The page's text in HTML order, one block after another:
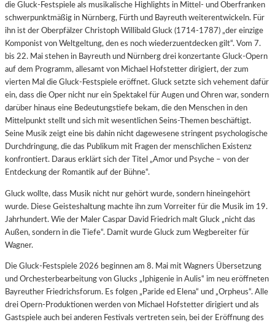
die Gluck-Festspiele als musikalische Highlights in Mittel- und Oberfranken
schwerpunktmäßig in Nürnberg, Fürth und Bayreuth weiterentwickeln. Für
ihn ist der Oberpfälzer Christoph Willibald Gluck (1714-1787) „der einzige
Komponist von Weltgeltung, den es noch wiederzuentdecken gilt“. Vom 7.
bis 22. Mai stehen in Bayreuth und Nürnberg drei konzertante Gluck-Opern
auf dem Programm, allesamt von Michael Hofstetter dirigiert, der zum
vierten Mal die Gluck-Festspiele eröffnet. Gluck setzte sich vehement dafür
ein, dass die Oper nicht nur ein Spektakel für Augen und Ohren war, sondern
darüber hinaus eine Bedeutungstiefe bekam, die den Menschen in den
Mittelpunkt stellt und sich mit wesentlichen Seins-Themen beschäftigt.
Seine Musik zeigt eine bis dahin nicht dagewesene stringent psychologische
Durchdringung, die das Publikum mit Fragen der menschlichen Existenz
konfrontiert. Daraus erklärt sich der Titel „Amor und Psyche – von der
Entdeckung der Romantik auf der Bühne“.
Gluck wollte, dass Musik nicht nur gehört wurde, sondern hineingehört
wurde. Diese Geisteshaltung machte ihn zum Vorreiter für die Musik im 19.
Jahrhundert. Wie der Maler Caspar David Friedrich malt Gluck „nicht das
Außen, sondern in die Tiefe“. Damit wurde Gluck zum Wegbereiter für
Wagner.
Die Gluck-Festspiele 2026 beginnen am 8. Mai mit Wagners Übersetzung
und Orchesterbearbeitung von Glucks „Iphigenie in Aulis“ im neu eröffneten
Bayreuther Friedrichsforum. Es folgen „Paride ed Elena“ und „Orpheus“. Alle
drei Opern-Produktionen werden von Michael Hofstetter dirigiert und als
Gastspiele auch bei anderen Festivals vertreten sein, bei der Eröffnung des